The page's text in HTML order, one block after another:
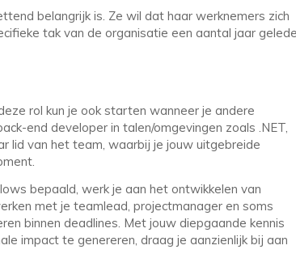
belangrijk is. Ze wil dat haar werknemers zich
tak van de organisatie een aantal jaar
rol kun je ook starten wanneer je andere
end developer in talen/omgevingen zoals .NET,
lid van het team, waarbij je jouw uitgebreide
bepaald, werk je aan het ontwikkelen van
met je teamlead, projectmanager en soms
binnen deadlines. Met jouw diepgaande kennis
impact te genereren, draag je aanzienlijk bij aan